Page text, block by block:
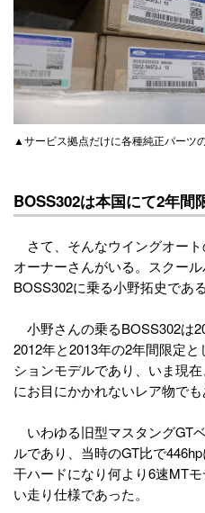
▲サービス拠点だけに各種純正パーツ
BOSS302は本国にて2年間
さて、そんなウイングオー
オーナーさんがいる。スクー
BOSS302に乗る小野拓史である
小野さんの乗るBOSS302は
2012年と2013年の2年間限定
ションモデルであり、いま現
にお目にかかれないレア物でも
いわゆる旧型マスタングGT
ルであり、当時のGT比で
干ハードになり何より6速MT
い走り仕様であった。